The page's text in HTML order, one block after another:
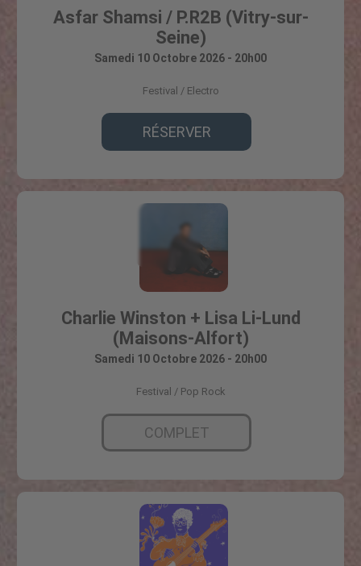
Asfar Shamsi / P.R2B (Vitry-sur-
Seine)
Samedi 10 Octobre 2026 - 20h00
Festival Electro
RÉSERVER
Charlie Winston + Lisa Li-Lund
(Maisons-Alfort)
Samedi 10 Octobre 2026 - 20h00
Festival Pop Rock
COMPLET